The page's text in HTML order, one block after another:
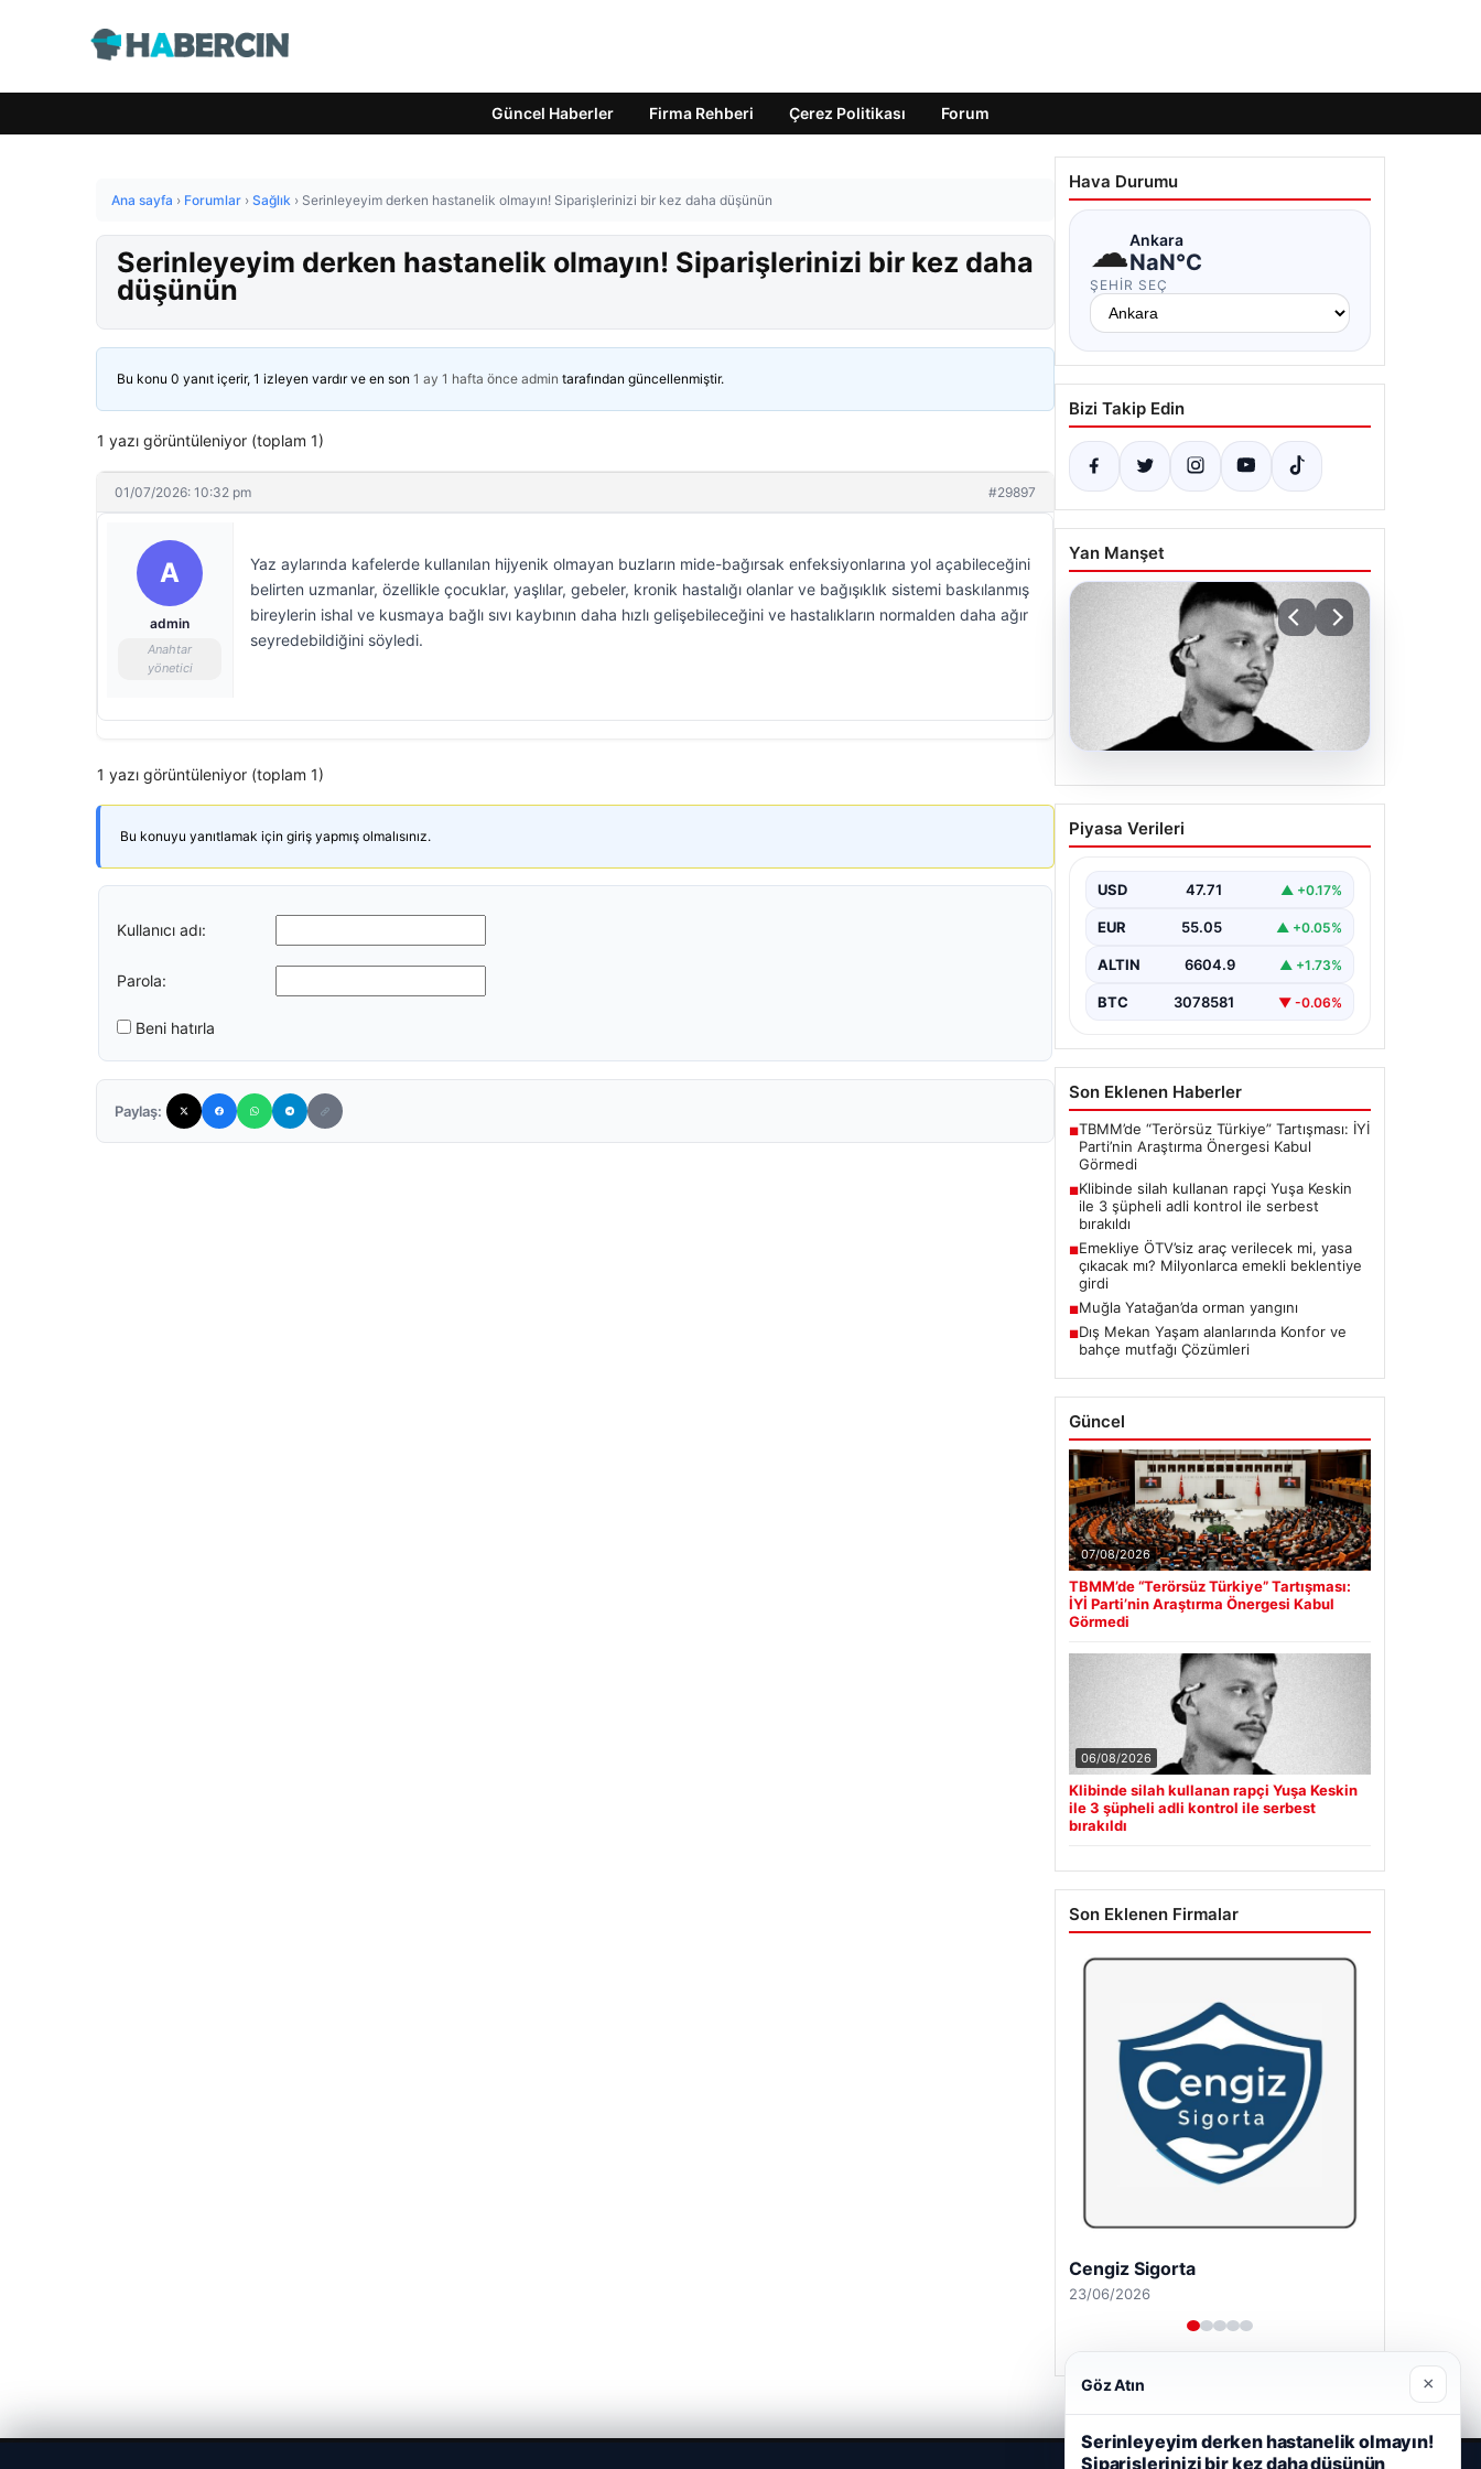
Güncel Haberler Firma Rehberi Çerez Politikası Forum
Ana sayfa › Forumlar › Sağlık › Serinleyeyim derken hastanelik olmayın! Siparişlerinizi bir kez daha düşünün
Serinleyeyim derken hastanelik olmayın! Siparişlerinizi bir kez daha
düşünün
Bu konu 0 yanıt içerir, 1 izleyen vardır ve en son 1 ay 1 hafta önce admin tarafından güncellenmiştir.
1 yazı görüntüleniyor (toplam 1)
01/07/2026: 10:32 pm #29897
A
admin
Anahtar
yönetici
Yaz aylarında kafelerde kullanılan hijyenik olmayan buzların mide-bağırsak enfeksiyonlarına yol açabileceğini
belirten uzmanlar, özellikle çocuklar, yaşlılar, gebeler, kronik hastalığı olanlar ve bağışıklık sistemi baskılanmış
bireylerin ishal ve kusmaya bağlı sıvı kaybının daha hızlı gelişebileceğini ve hastalıkların normalden daha ağır
seyredebildiğini söyledi.
1 yazı görüntüleniyor (toplam 1)
Bu konuyu yanıtlamak için giriş yapmış olmalısınız.
Kullanıcı adı:
Parola:
Beni hatırla
Paylaş:
Hava Durumu
☁Ankara
NaN°C
ŞEHIR SEÇ
Bizi Takip Edin
Yan Manşet
06.08.2026
Klibinde silah kullanan
rapçi Yuşa Keskin ile 3
serbest bırakıldı
Piyasa Verileri
USD 47.71 ▲ +0.17%
EUR 55.05 ▲ +0.05%
ALTIN 6604.9 ▲ +1.73%
BTC 3078581 ▼ -0.06%
Son Eklenen Haberler
■TBMM’de “Terörsüz Türkiye” Tartışması: İYİ
Parti’nin Araştırma Önergesi Kabul
Görmedi
■Klibinde silah kullanan rapçi Yuşa Keskin
ile 3 şüpheli adli kontrol ile serbest
bırakıldı
■Emekliye ÖTV’siz araç verilecek mi, yasa
çıkacak mı? Milyonlarca emekli beklentiye
girdi
■Muğla Yatağan’da orman yangını
■Dış Mekan Yaşam alanlarında Konfor ve
bahçe mutfağı Çözümleri
Güncel
07/08/2026
TBMM’de “Terörsüz Türkiye” Tartışması:
İYİ Parti’nin Araştırma Önergesi Kabul
Görmedi
06/08/2026
Klibinde silah kullanan rapçi Yuşa Keskin
ile 3 şüpheli adli kontrol ile serbest
bırakıldı
Son Eklenen Firmalar
Cengiz Sigorta
23/06/2026
Göz Atın ×
Serinleyeyim derken hastanelik olmayın!
Siparişlerinizi bir kez daha düşünün